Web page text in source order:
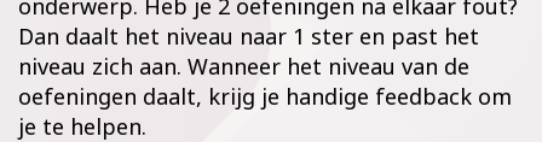
onderwerp. Heb je 2 oefeningen na elkaar fout?
Dan daalt het niveau naar 1 ster en past het
niveau zich aan. Wanneer het niveau van de
oefeningen daalt, krijg je handige feedback om
je te helpen.